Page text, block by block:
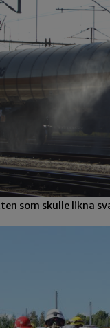
som skulle likna